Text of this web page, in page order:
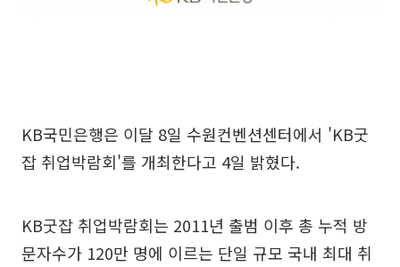
KB국민은행은 이달 8일 수원컨벤션센터에서 'KB굿
잡 취업박람회'를 개최한다고 4일 밝혔다.
KB굿잡 취업박람회는 2011년 출범 이후 총 누적 방
문자수가 120만 명에 이르는 단일 규모 국내 최대 취